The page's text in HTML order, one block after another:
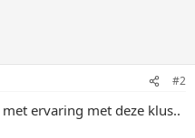
#2
ervaring met deze klus..